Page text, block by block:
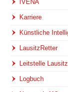
IVENA
Karriere
Künstliche
LausitzRetter
Leitstelle Lausitz
Logbuch